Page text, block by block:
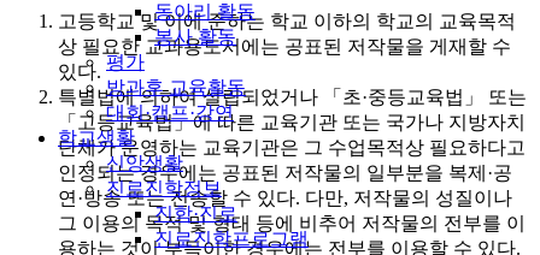
동아리 활동
봉사 활동
평가
방과후 교육활동
대회·캠프·강연
학교생활
신앙생활
진로진학정보
진학·진로
진로진학프로그램
고등학교 및 이에 준하는 학교 이하의 학교의 교육목적
상 필요한 교과용도서에는 공표된 저작물을 게재할 수
있다.
특별법에 의하여 설립되었거나 「초·중등교육법」 또는
「고등교육법」에 따른 교육기관 또는 국가나 지방자치
단체가 운영하는 교육기관은 그 수업목적상 필요하다고
인정되는 경우에는 공표된 저작물의 일부분을 복제·공
연·방송 또는 전송할 수 있다. 다만, 저작물의 성질이나
그 이용의 목적 및 형태 등에 비추어 저작물의 전부를 이
용하는 것이 부득이한 경우에는 전부를 이용할 수 있다.